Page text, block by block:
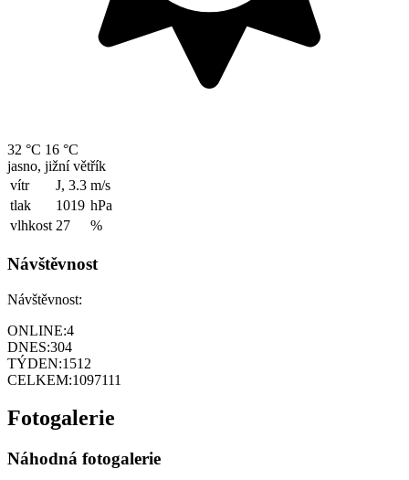
32 °C 16 °C
jasno, jižní větřík
vítr
J, 3.3 m/s
tlak
1019 hPa
vlhkost 27 %
Návštěvnost
Návštěvnost:
ONLINE:4
DNES:304
TÝDEN:1512
CELKEM:1097111
Fotogalerie
Náhodná fotogalerie